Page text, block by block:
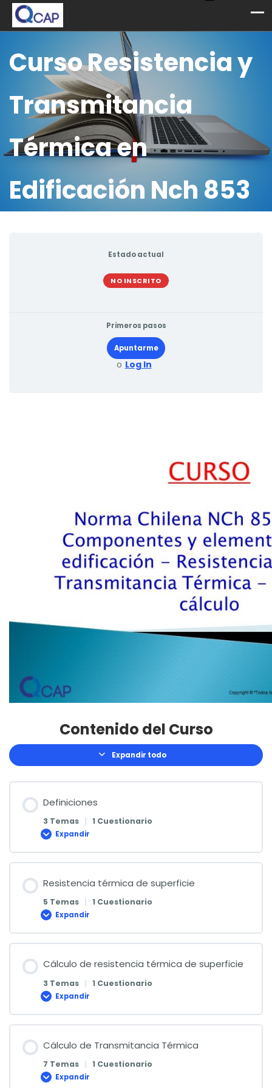
Curso Resistencia y
Transmitancia
Térmica en
Edificación Nch 853
Estado actual
NO INSCRITO
Primeros pasos
Apuntarme
o Log In
Contenido del Curso
Expandir todo
Lecciones
Definiciones
3 Temas | 1 Cuestionario
Expandir
Definiciones
Resistencia térmica de superficie
5 Temas | 1 Cuestionario
Expandir
Resistencia
de
superficie
Cálculo de resistencia térmica de superficie
3 Temas | 1 Cuestionario
Expandir
Cálculo
resistencia
térmica
superficie
Cálculo de Transmitancia Térmica
7 Temas | 1 Cuestionario
Expandir
Cálculo